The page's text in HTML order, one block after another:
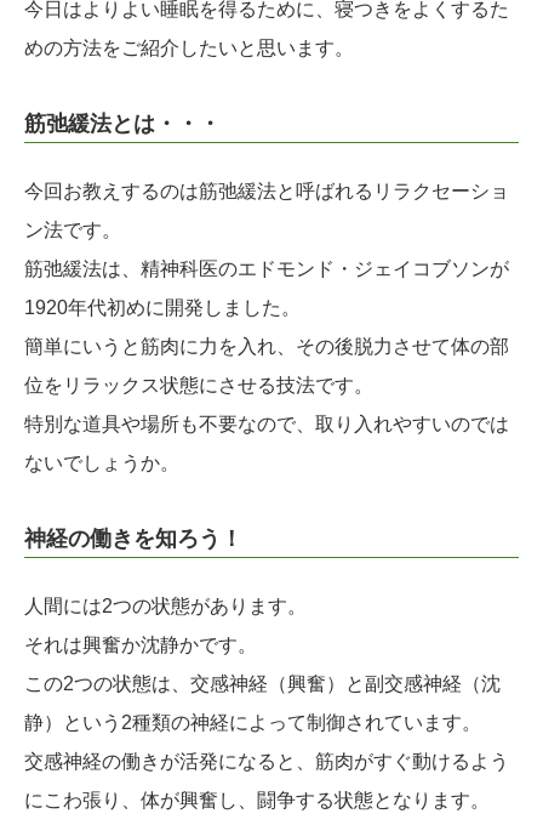
今日はよりよい睡眠を得るために、寝つきをよくするた
めの方法をご紹介したいと思います。
筋弛緩法とは・・・
今回お教えするのは筋弛緩法と呼ばれるリラクセーショ
ン法です。
筋弛緩法は、精神科医のエドモンド・ジェイコブソンが
1920年代初めに開発しました。
簡単にいうと筋肉に力を入れ、その後脱力させて体の部
位をリラックス状態にさせる技法です。
特別な道具や場所も不要なので、取り入れやすいのでは
ないでしょうか。
神経の働きを知ろう！
人間には2つの状態があります。
それは興奮か沈静かです。
この2つの状態は、交感神経（興奮）と副交感神経（沈
静）という2種類の神経によって制御されています。
交感神経の働きが活発になると、筋肉がすぐ動けるよう
にこわ張り、体が興奮し、闘争する状態となります。